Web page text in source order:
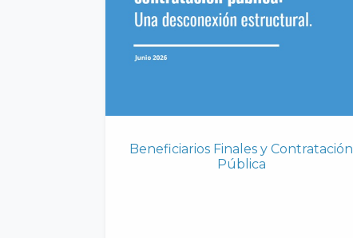
Beneficiarios Finales y Contratación
Pública